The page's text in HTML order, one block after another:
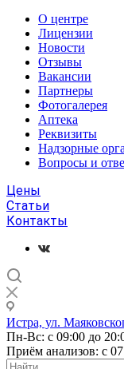
О центре
Лицензии
Новости
Отзывы
Вакансии
Партнеры
Фотогалерея
Аптека
Реквизиты
Надзорные
Вопросы и
Цены
Статьи
Контакты
Истра, ул.
Пн-Вс: с 09:00 до
Приём анализов: с